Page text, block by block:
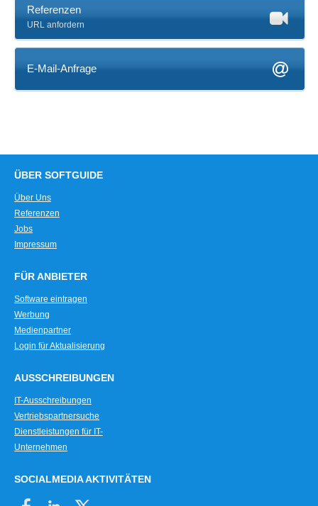
Referenzen
URL anfordern
E-Mail-Anfrage
ÜBER SOFTGUIDE
Über Uns
Referenzen
Jobs
Impressum
FÜR ANBIETER
Software eintragen
Werbung
Medienpartner
Login für Aktualisierung
AUSSCHREIBUNGEN
IT-Ausschreibungen
Vertriebspartnersuche
Dienstleistungen für IT-
Unternehmen
SOCIALMEDIA AKTIVITÄTEN